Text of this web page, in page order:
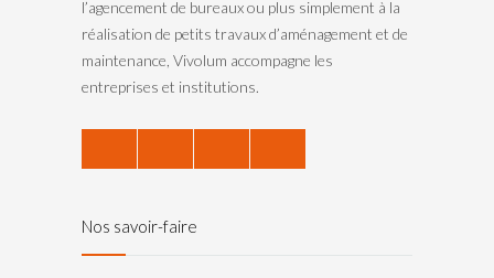
l’agencement de bureaux ou plus simplement à la
réalisation de petits travaux d’aménagement et de
maintenance, Vivolum accompagne les
entreprises et institutions.
Nos savoir-faire